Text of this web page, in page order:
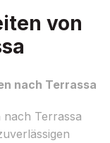
von
nach Terrassa
Terrassa